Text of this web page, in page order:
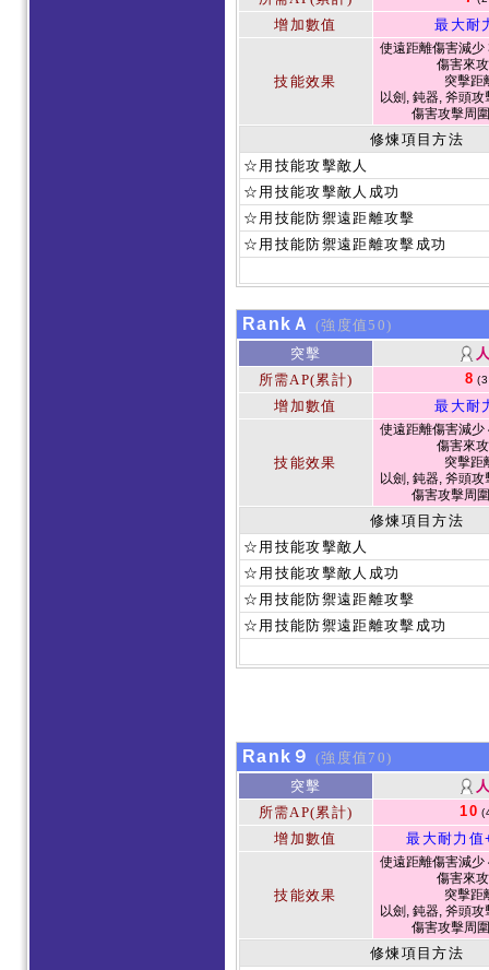
增加數值 最大耐
技能效果
使遠距離傷害減
傷害來
突擊距
以劍, 鈍器, 斧頭
傷害攻擊周
修煉項目方法
☆用技能攻擊敵人
☆用技能攻擊敵人成功
☆用技能防禦遠距離攻擊
☆用技能防禦遠距離攻擊成功
RankＡ
(強度值50)
突擊
所需AP(累計)
8
增加數值 最大耐
技能效果
使遠距離傷害減
傷害來
突擊距
以劍, 鈍器, 斧頭
傷害攻擊周
修煉項目方法
☆用技能攻擊敵人
☆用技能攻擊敵人成功
☆用技能防禦遠距離攻擊
☆用技能防禦遠距離攻擊成功
Rank９
(強度值70)
突擊
所需AP(累計)
10
增加數值 最大耐力值
技能效果
使遠距離傷害減
傷害來
突擊距
以劍, 鈍器, 斧頭
傷害攻擊周
修煉項目方法